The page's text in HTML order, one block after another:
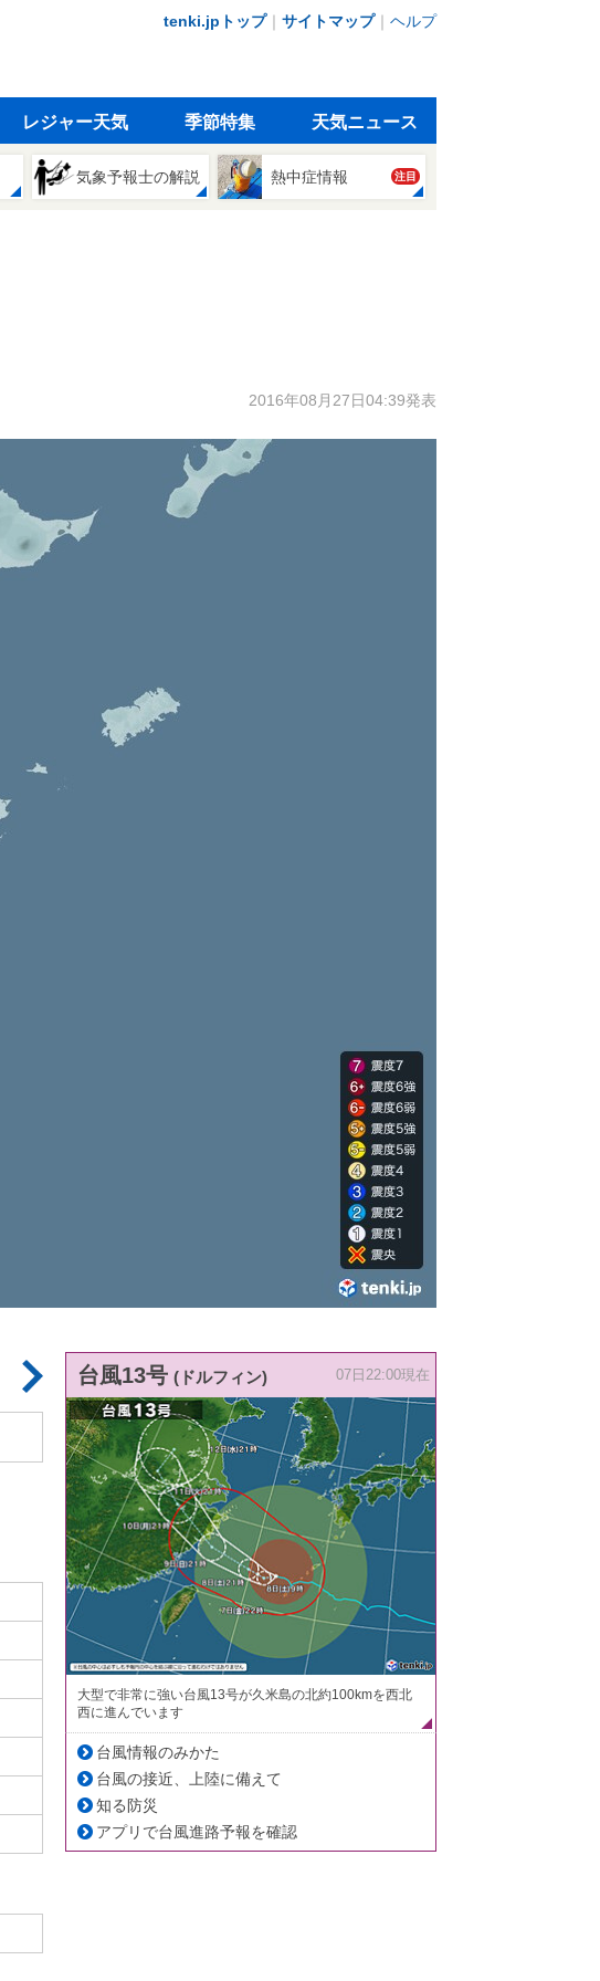
tenki.jpトップ｜ サイトマップ｜ ヘルプ
レジャー天気 季節特集 天気ニュース
気象予報士の解説 熱中症情報 注目
2016年08月27日04:39発表
台風13号 (ドルフィン) 07日22:00現在
大型で非常に強い台風13号が久米島の北約100kmを西北
西に進んでいます
台風情報のみかた
台風の接近、上陸に備えて
知る防災
アプリで台風進路予報を確認